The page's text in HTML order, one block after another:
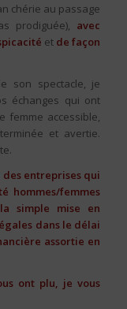
chérie au passage
prodiguée), avec
et de façon
son spectacle, je
échanges qui ont
femme accessible,
et avertie.
des entreprises qui
hommes/femmes
simple mise en
dans le délai
assortie en
ont plu, je vous